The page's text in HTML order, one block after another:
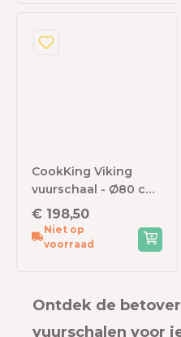
CookKing Viking
vuurschaal - Ø80 cm
- zwart staal
€ 198,50
Niet op
voorraad
Ontdek de
vuurschalen voor